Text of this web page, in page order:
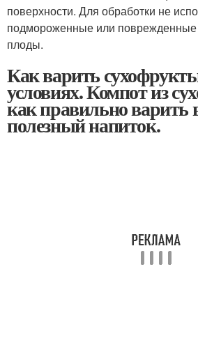
поверхности. Для обработки не
подмороженные или поврежденные
плоды.
Как варить
условиях. Компот из
как правильно варить
полезный напиток.